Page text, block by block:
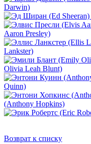
Darwin)
Aaron Presley)
Lankster)
Olivia Leah Blunt)
Quinn)
(Anthony Hopkins)
Возврат к списку